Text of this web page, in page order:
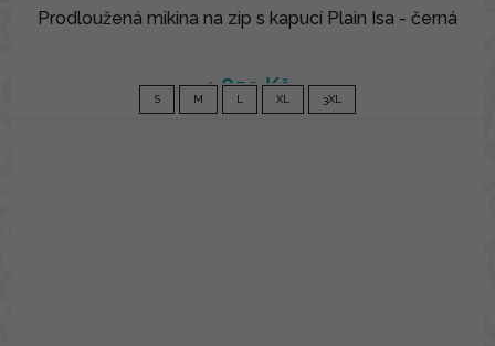
Prodloužená mikina na zip s kapucí Plain Isa - černá
1 850 Kč
S M L XL 3XL